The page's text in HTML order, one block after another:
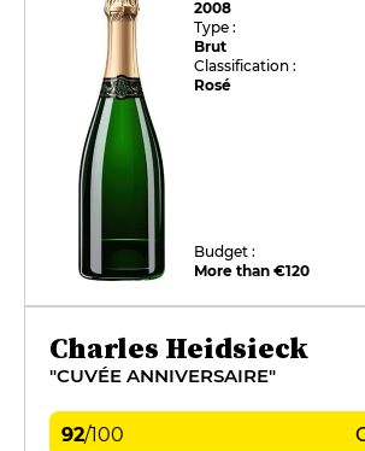
2008
Type :
Brut
Classification :
Rosé
Budget :
More than €120
Charles Heidsieck
"CUVÉE ANNIVERSAIRE"
92/100